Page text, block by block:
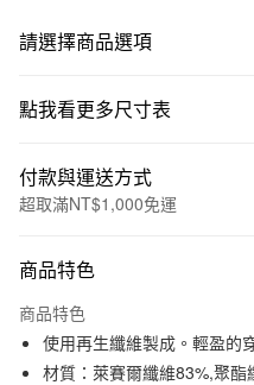
請選擇商品選項
點我看更多尺寸表
付款與運送方式
超取滿NT$1,000免運
信用卡一次付款
信用卡分期付款
3 期 0 利率 每期NT$330
商品特色
商品特色
使用再生纖維製成。輕盈的
材質：萊賽爾纖維83%,聚酯